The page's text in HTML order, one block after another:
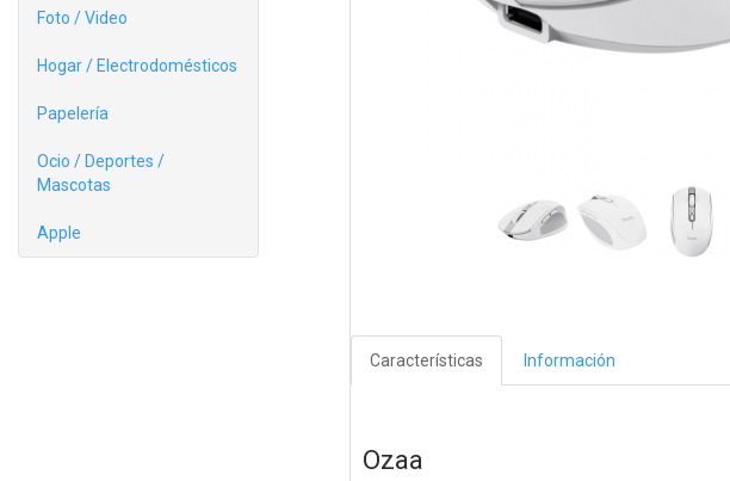
Foto / Video
Hogar / Electrodomésticos
Papelería
Ocio / Deportes /
Mascotas
Apple
Características Información
Ozaa